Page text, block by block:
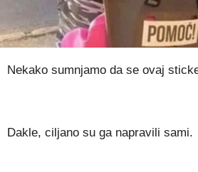
Nekako sumnjamo da se ovaj
Dakle, ciljano su ga napravili sami.